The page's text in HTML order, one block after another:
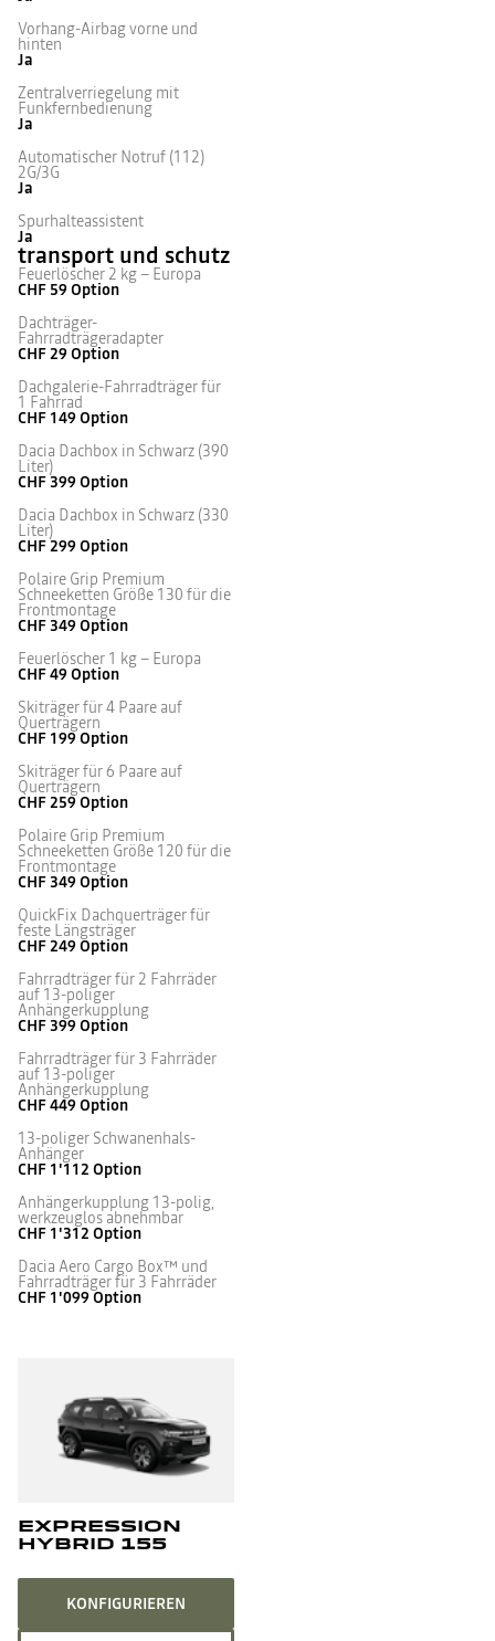
Vorhang-Airbag vorne und
hinten
Ja
Zentralverriegelung mit
Funkfernbedienung
Ja
Automatischer Notruf (112)
2G/3G
Ja
Spurhalteassistent
Ja
transport und schutz
Feuerlöscher 2 kg – Europa
CHF 59Option
Dachträger-
Fahrradträgeradapter
CHF 29Option
Dachgalerie-Fahrradträger für
1 Fahrrad
CHF 149Option
Dacia Dachbox in Schwarz (390
Liter)
CHF 399Option
Dacia Dachbox in Schwarz (330
Liter)
CHF 299Option
Polaire Grip Premium
Schneeketten Größe 130 für die
Frontmontage
CHF 349Option
Feuerlöscher 1 kg – Europa
CHF 49Option
Skiträger für 4 Paare auf
Querträgern
CHF 199Option
Skiträger für 6 Paare auf
Querträgern
CHF 259Option
Polaire Grip Premium
Schneeketten Größe 120 für die
Frontmontage
CHF 349Option
QuickFix Dachquerträger für
feste Längsträger
CHF 249Option
Fahrradträger für 2 Fahrräder
auf 13-poliger
Anhängerkupplung
CHF 399Option
Fahrradträger für 3 Fahrräder
auf 13-poliger
Anhängerkupplung
CHF 449Option
13-poliger Schwanenhals-
Anhänger
CHF 1'112 Option
Anhängerkupplung 13-polig,
werkzeuglos abnehmbar
CHF 1'312 Option
Dacia Aero Cargo Box™ und
Fahrradträger für 3 Fahrräder
CHF 1'099Option
EXPRESSION
HYBRID 155
KONFIGURIEREN